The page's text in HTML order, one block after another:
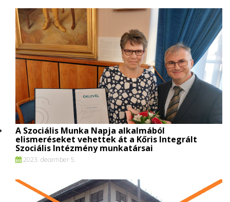
A Szociális Munka Napja alkalmából
elismeréseket vehettek át a Kőris Integrált
Szociális Intézmény munkatársai
2023. december 5.